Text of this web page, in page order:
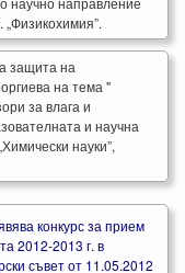
защита на
на тема "
за влага и
и научна
науки”,
конкурс за прием
2012-2013 г. в
съвет от 11.05.2012